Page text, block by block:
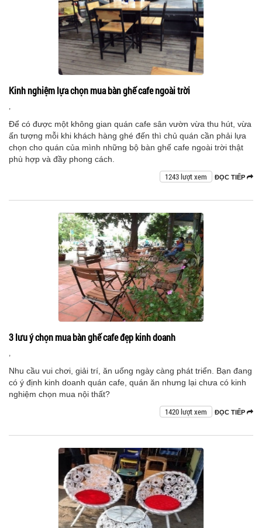
Kinh nghiệm lựa chọn mua bàn ghế cafe ngoài trời
,
Để có được một không gian quán cafe sân vườn vừa thu hút, vừa
ấn tượng mỗi khi khách hàng ghé đến thì chủ quán cần phải lựa
chọn cho quán của mình những bộ bàn ghế cafe ngoài trời thật
phù hợp và đầy phong cách.
ĐỌC TIẾP
1243 lượt xem
3 lưu ý chọn mua bàn ghế cafe đẹp kinh doanh
,
Nhu cầu vui chơi, giải trí, ăn uống ngày càng phát triển. Bạn đang
có ý định kinh doanh quán cafe, quán ăn nhưng lại chưa có kinh
nghiệm chọn mua nội thất?
ĐỌC TIẾP
1420 lượt xem